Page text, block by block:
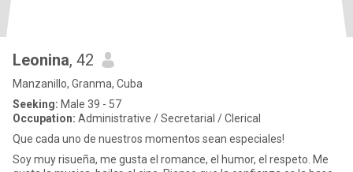
Leonina, 42
Manzanillo, Granma, Cuba
Seeking: Male 39 - 57
Occupation: Administrative / Secretarial / Clerical
Que cada uno de nuestros momentos sean especiales!
Soy muy risueña, me gusta el romance, el humor, el respeto. Me